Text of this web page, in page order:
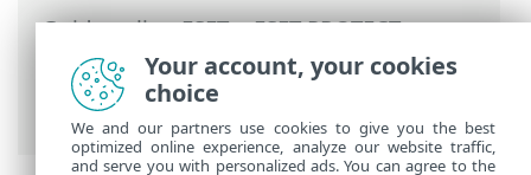
Guida online ESET>ESET PROTECT>
Utilizzo di ESET PROTECT >ESET PROTECT
Menu principale> Attività >
> Controllo su richiesta
Your account, your cookies
choice
We and our partners use cookies to give you the best
optimized online experience, analyze our website traffic,
and serve you with personalized ads. You can agree to the